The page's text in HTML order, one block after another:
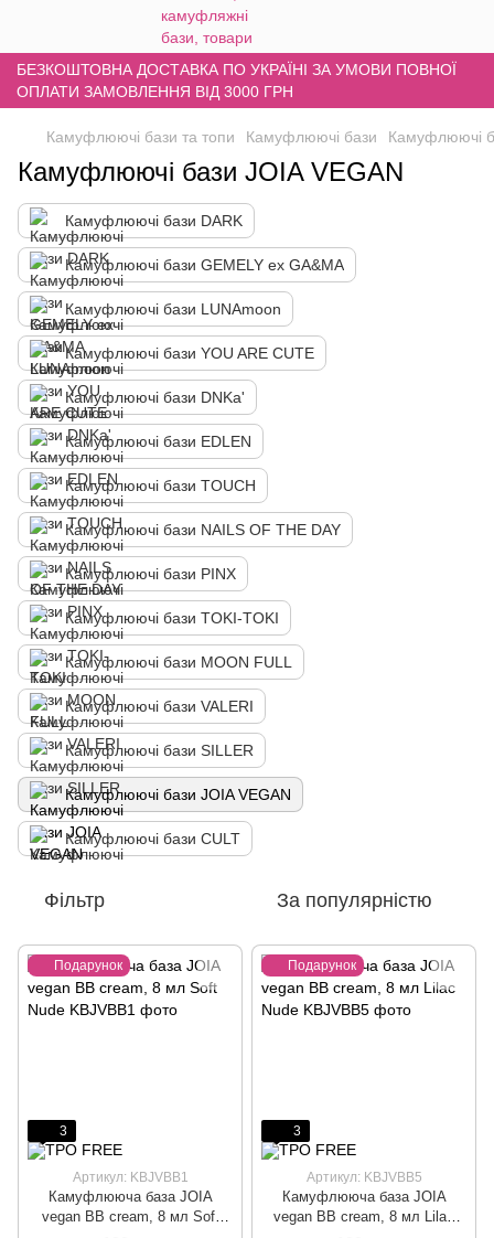
БЕЗКОШТОВНА ДОСТАВКА ПО УКРАЇНІ ЗА УМОВИ ПОВНОЇ
ОПЛАТИ ЗАМОВЛЕННЯ ВІД 3000 ГРН
Камуфлюючі бази та топи Камуфлюючі бази Камуфлюючі
Камуфлюючі бази JOIA VEGAN
Камуфлюючі бази DARK
Камуфлюючі бази GEMELY ex GA&MA
Камуфлюючі бази LUNAmoon
Камуфлюючі бази YOU ARE CUTE
Камуфлюючі бази DNKa'
Камуфлюючі бази EDLEN
Камуфлюючі бази TOUCH
Камуфлюючі бази NAILS OF THE DAY
Камуфлюючі бази PINX
Камуфлюючі бази TOKI-TOKI
Камуфлюючі бази MOON FULL
Камуфлюючі бази VALERI
Камуфлюючі бази SILLER
Камуфлюючі бази JOIA VEGAN
Камуфлюючі бази CULT
Фільтр За популярністю
Подарунок
3
Артикул: KBJVBB1
Камуфлююча база JOIA
vegan BB cream, 8 мл Soft
Подарунок
3
Артикул: KBJVBB5
Камуфлююча база JOIA
vegan BB cream, 8 мл Lilac